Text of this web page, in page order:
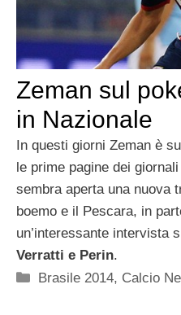
Zeman sul
in Nazionale
In questi giorni Zeman è
le prime pagine dei
sembra aperta una nuova
boemo e il Pescara, in
un’interessante intervista
Verratti e Perin.
Categorie
Brasile 2014, Calcio